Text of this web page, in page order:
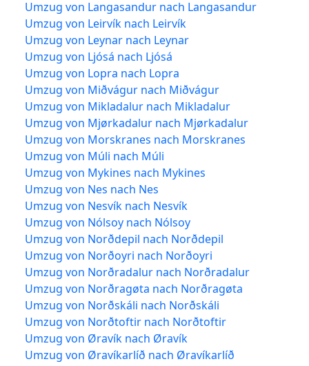
Umzug von Langasandur nach Langasandur
Umzug von Leirvík nach Leirvík
Umzug von Leynar nach Leynar
Umzug von Ljósá nach Ljósá
Umzug von Lopra nach Lopra
Umzug von Miðvágur nach Miðvágur
Umzug von Mikladalur nach Mikladalur
Umzug von Mjørkadalur nach Mjørkadalur
Umzug von Morskranes nach Morskranes
Umzug von Múli nach Múli
Umzug von Mykines nach Mykines
Umzug von Nes nach Nes
Umzug von Nesvík nach Nesvík
Umzug von Nólsoy nach Nólsoy
Umzug von Norðdepil nach Norðdepil
Umzug von Norðoyri nach Norðoyri
Umzug von Norðradalur nach Norðradalur
Umzug von Norðragøta nach Norðragøta
Umzug von Norðskáli nach Norðskáli
Umzug von Norðtoftir nach Norðtoftir
Umzug von Øravík nach Øravík
Umzug von Øravíkarlíð nach Øravíkarlíð